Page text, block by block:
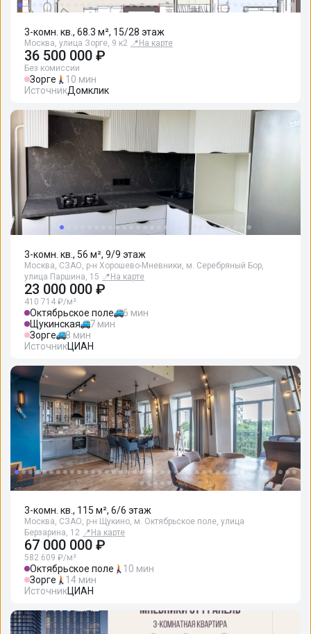
3-комн. кв., 68.3 м², 15/28 этаж
Москва, улица Зорге, 9 к2 📍 На карте
36 500 000 ₽
Без комиссии
Зорге
10 мин
ИсточникДомклик
3-комн. кв., 56 м², 9/9 этаж
Москва, СЗАО, р-н Хорошево-Мневники, м. Серебряный Бор,
улица Паршина, 15 📍 На карте
23 000 000 ₽
410 714 ₽/м²
Октябрьское поле
6 мин
Щукинская
7 мин
Зорге
8 мин
ИсточникЦИАН
3-комн. кв., 115 м², 6/6 этаж
Москва, СЗАО, р-н Щукино, м. Октябрьское поле, улица
Берзарина, 12 📍 На карте
67 000 000 ₽
582 609 ₽/м²
Октябрьское поле
10 мин
Зорге
14 мин
ИсточникЦИАН